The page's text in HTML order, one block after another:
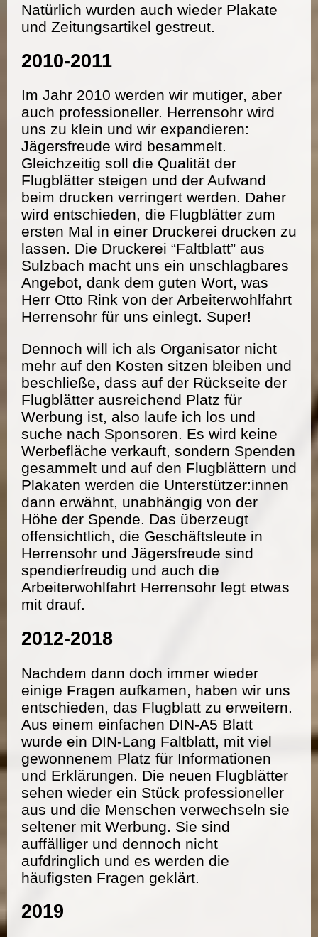
Natürlich wurden auch wieder Plakate
und Zeitungsartikel gestreut.
2010-2011
Im Jahr 2010 werden wir mutiger, aber
auch professioneller. Herrensohr wird
uns zu klein und wir expandieren:
Jägersfreude wird besammelt.
Gleichzeitig soll die Qualität der
Flugblätter steigen und der Aufwand
beim drucken verringert werden. Daher
wird entschieden, die Flugblätter zum
ersten Mal in einer Druckerei drucken zu
lassen. Die Druckerei “Faltblatt” aus
Sulzbach macht uns ein unschlagbares
Angebot, dank dem guten Wort, was
Herr Otto Rink von der Arbeiterwohlfahrt
Herrensohr für uns einlegt. Super!
Dennoch will ich als Organisator nicht
mehr auf den Kosten sitzen bleiben und
beschließe, dass auf der Rückseite der
Flugblätter ausreichend Platz für
Werbung ist, also laufe ich los und
suche nach Sponsoren. Es wird keine
Werbefläche verkauft, sondern Spenden
gesammelt und auf den Flugblättern und
Plakaten werden die Unterstützer:innen
dann erwähnt, unabhängig von der
Höhe der Spende. Das überzeugt
offensichtlich, die Geschäftsleute in
Herrensohr und Jägersfreude sind
spendierfreudig und auch die
Arbeiterwohlfahrt Herrensohr legt etwas
mit drauf.
2012-2018
Nachdem dann doch immer wieder
einige Fragen aufkamen, haben wir uns
entschieden, das Flugblatt zu erweitern.
Aus einem einfachen DIN-A5 Blatt
wurde ein DIN-Lang Faltblatt, mit viel
gewonnenem Platz für Informationen
und Erklärungen. Die neuen Flugblätter
sehen wieder ein Stück professioneller
aus und die Menschen verwechseln sie
seltener mit Werbung. Sie sind
auffälliger und dennoch nicht
aufdringlich und es werden die
häufigsten Fragen geklärt.
2019